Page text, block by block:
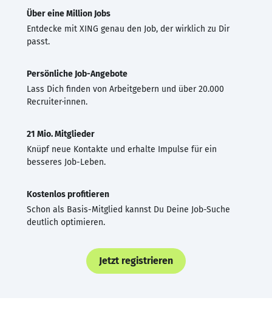
Über eine Million Jobs
Entdecke mit XING genau den Job, der wirklich zu Dir
passt.
Persönliche Job-Angebote
Lass Dich finden von Arbeitgebern und über 20.000
Recruiter·innen.
21 Mio. Mitglieder
Knüpf neue Kontakte und erhalte Impulse für ein
besseres Job-Leben.
Kostenlos profitieren
Schon als Basis-Mitglied kannst Du Deine Job-Suche
deutlich optimieren.
Jetzt registrieren